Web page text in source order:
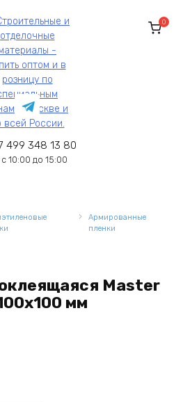
499 348 13 80
с 10:00 до 15:00
0
Армированные
пленки
Master
мм